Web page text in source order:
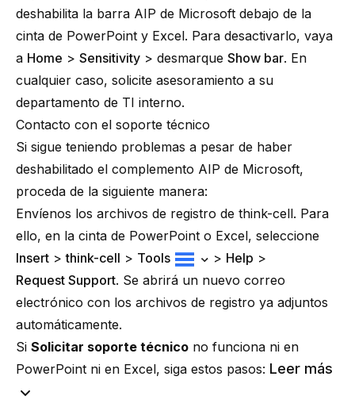
deshabilita la barra AIP de Microsoft debajo de la
cinta de PowerPoint y Excel. Para desactivarlo, vaya
a Home > Sensitivity > desmarque Show bar. En
cualquier caso, solicite asesoramiento a su
departamento de TI interno.
Contacto con el soporte técnico
Si sigue teniendo problemas a pesar de haber
deshabilitado el complemento AIP de Microsoft,
proceda de la siguiente manera:
Envíenos los archivos de registro de think-cell. Para
ello, en la cinta de PowerPoint o Excel, seleccione
Insert >think-cell > Tools > Help >
Request Support. Se abrirá un nuevo correo
electrónico con los archivos de registro ya adjuntos
automáticamente.
Si Solicitar soporte técnico no funciona ni en
PowerPoint ni en Excel, siga estos pasos: Leer más